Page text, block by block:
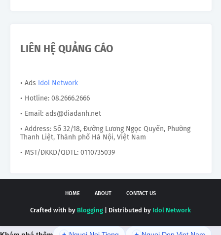
LIÊN HỆ QUẢNG CÁO
• Ads Idol Network
• Hotline: 08.2666.2666
• Email: ads@diadanh.net
• Address: Số 32/18, Đường Lương Ngọc Quyến, Phường
Thanh Liệt, Thành phố Hà Nội, Việt Nam
• MST/ĐKKD/QĐTL: 0110735039
HOME ABOUT CONTACT US
Crafted with by Blogging | Distributed by Idol Network